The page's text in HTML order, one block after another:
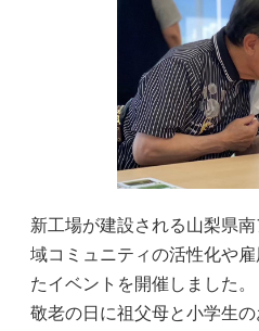
新工場が建設される山梨県
域コミュニティの活性化や
たイベントを開催しました。
敬老の日に祖父母と小学生